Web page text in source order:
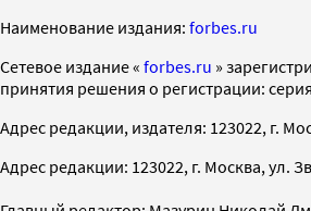
Наименование издания: forbes.ru
Cетевое издание « forbes.ru »
принятия решения о регистрации:
Адрес редакции, издателя: 123022, г.
Адрес редакции: 123022, г. Москва, ул.